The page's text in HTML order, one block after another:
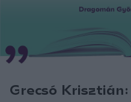
Grecsó Krisztián: